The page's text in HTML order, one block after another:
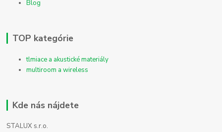
Blog
TOP kategórie
tlmiace a akustické materiály
multiroom a wireless
Kde nás nájdete
STALUX s.r.o.